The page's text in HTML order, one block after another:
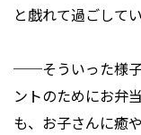
と戯れて過ごしてい
──そういった様
ントのためにお弁
も、お子さんに癒